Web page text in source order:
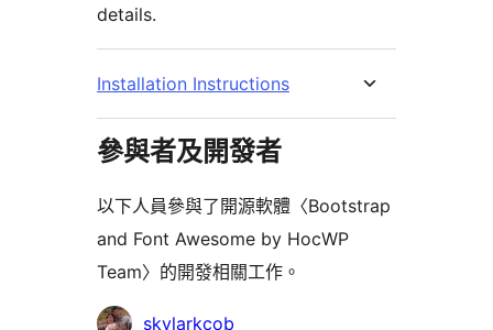
details.
Installation Instructions
參與者及開發者
以下人員參與了開源軟體〈Bootstrap
and Font Awesome by HocWP
Team〉的開發相關工作。
參 skylarkcob